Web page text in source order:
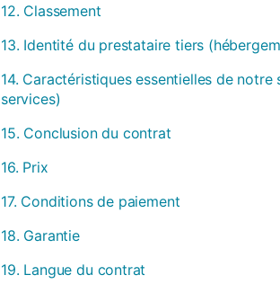
12. Classement
13. Identité du prestataire tiers
14. Caractéristiques essentielles de
services)
15. Conclusion du contrat
16. Prix
17. Conditions de paiement
18. Garantie
19. Langue du contrat